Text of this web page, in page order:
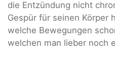
die Entzündung nicht
Gespür für seinen Körper
welche Bewegungen
welchen man lieber noch